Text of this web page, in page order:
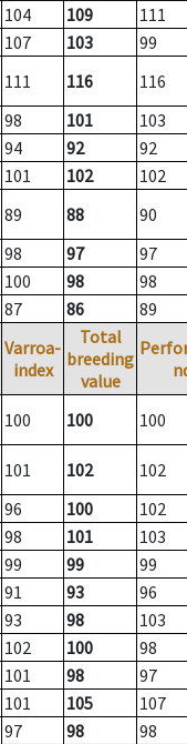
104 109
111
107 103
99
111 116
116
98 101
103
94 92
92
101 102
102
89 88
90
98 97
97
100 98
98
87 86 89
Varroa-
index
Total
breeding
value
100 100 100
101 102
102
96 100
102
98 101
103
99 99
99
91 93
96
93 98
103
102 100
98
101 98
97
101 105
107
97 98
98